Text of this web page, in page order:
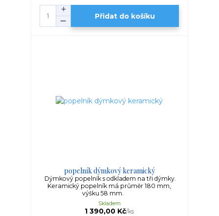
Přidat do košíku
popelník dýmkový keramický
Dýmkový popelník s odkladem na tři dýmky.
Keramický popelník má průměr 180 mm,
výšku 58 mm.
1 390,00 Kč/ks
Skladem